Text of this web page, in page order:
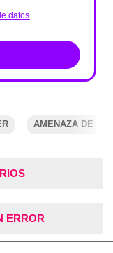
datos
AMENAZA DE
ERROR